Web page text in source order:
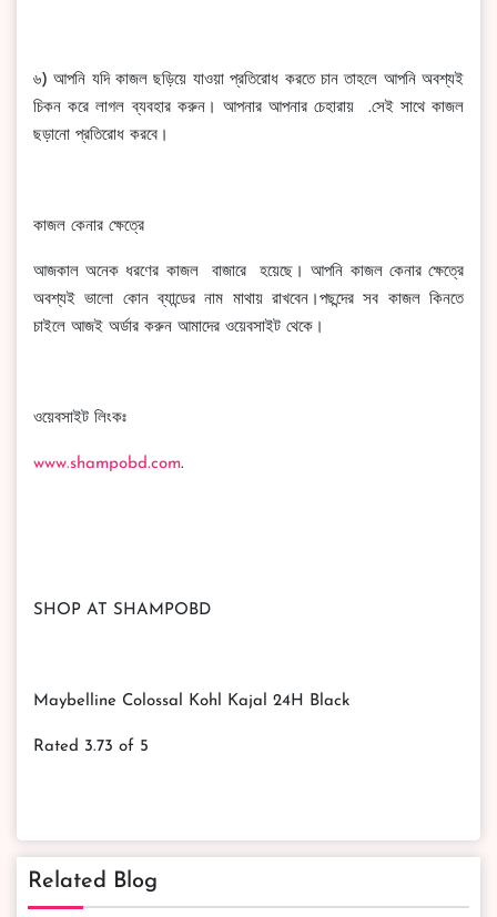
৬) আপনি যদি কাজল ছড়িয়ে যাওয়া প্রতিরোধ করতে চান তাহলে আপনি অবশ্যই
চিকন করে লাগল ব্যবহার করুন। আপনার আপনার চেহারায় .সেই সাথে কাজল
ছড়ানো প্রতিরোধ করবে।
কাজল কেনার ক্ষেত্রে
আজকাল অনেক ধরণের কাজল বাজারে হয়েছে। আপনি কাজল কেনার ক্ষেত্রে
অবশ্যই ভালো কোন ব্যান্ডের নাম মাথায় রাখবেন।পছন্দের সব কাজল কিনতে
চাইলে আজই অর্ডার করুন আমাদের ওয়েবসাইট থেকে।
ওয়েবসাইট লিংকঃ
www.shampobd.com.
SHOP AT SHAMPOBD
Maybelline Colossal Kohl Kajal 24H Black
Rated 3.73 of 5
Related Blog